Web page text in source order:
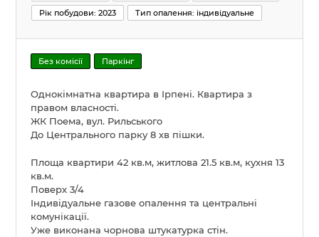
Рік побудови: 2023
Тип опалення: індивідуальне
Без комісії Паркінг
Однокімнатна квартира в Ірпені. Квартира з
правом власності.
ЖК Поема, вул. Рильського
До Центрального парку 8 хв пішки.
Площа квартири 42 кв.м, житлова 21.5 кв.м, кухня 13
кв.м.
Поверх 3/4
Індивідуальне газове опалення та центральні
комунікації.
Уже виконана чорнова штукатурка стін.